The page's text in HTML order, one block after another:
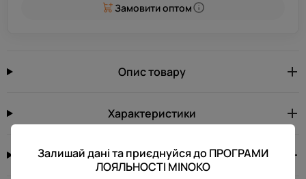
Замовити оптом
Опис товару
Характеристики
Відгуків: 0 0.0
Залишай дані та приєднуйся до ПРОГРАМИ
ЛОЯЛЬНОСТІ MINOKO